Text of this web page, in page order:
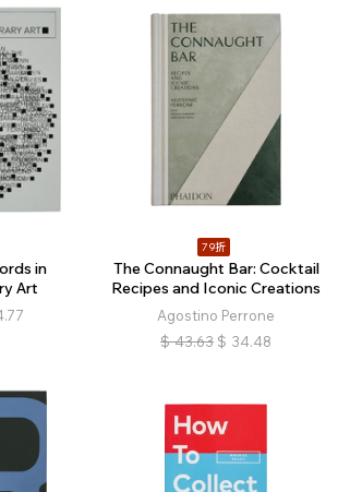
in
Art
79折
The Connaught Bar: Cocktail
Recipes and Iconic Creations
Agostino Perrone
$ 43.63 $ 34.48